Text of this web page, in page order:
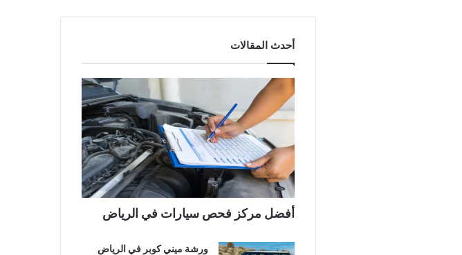
أحدث المقالات
أفضل مركز فحص سيارات في الرياض
ورشة ميني كوبر في الرياض